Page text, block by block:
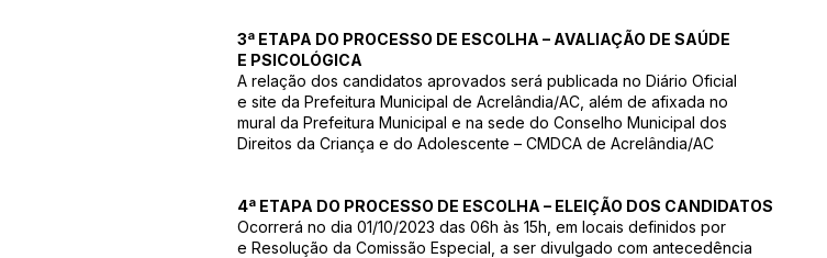
3ª ETAPA DO PROCESSO DE ESCOLHA – AVALIAÇÃO DE SAÚDE
E PSICOLÓGICA
A relação dos candidatos aprovados será publicada no Diário Oficial
e site da Prefeitura Municipal de Acrelândia/AC, além de afixada no
mural da Prefeitura Municipal e na sede do Conselho Municipal dos
Direitos da Criança e do Adolescente – CMDCA de Acrelândia/AC
4ª ETAPA DO PROCESSO DE ESCOLHA – ELEIÇÃO DOS CANDIDATOS
Ocorrerá no dia 01/10/2023 das 06h às 15h, em locais definidos por
e Resolução da Comissão Especial, a ser divulgado com antecedência